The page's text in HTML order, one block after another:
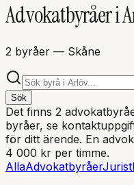
Advokatbyråer i
2 byråer — Skåne
Sök
Det finns 2
byråer, se
för ditt ärende. En
4 000 kr per timme.
AllaAdvokatbyråer